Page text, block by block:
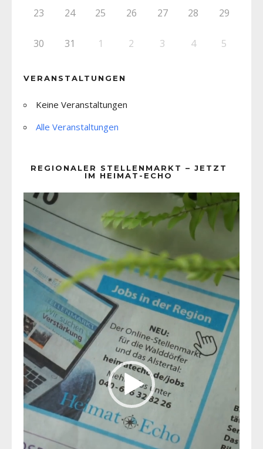
23 24 25 26 27 28 29
30 31 1 2 3 4 5
VERANSTALTUNGEN
Keine Veranstaltungen
Alle Veranstaltungen
REGIONALER STELLENMARKT – JETZT
IM HEIMAT-ECHO
Player